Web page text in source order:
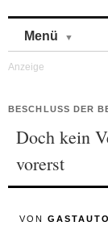
Menü
BESCHLUSS DER
Doch kein
vorerst
VON